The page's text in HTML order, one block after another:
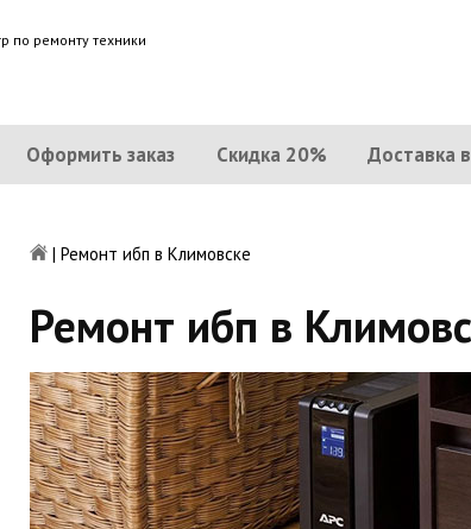
по ремонту техники
Оформить заказ Скидка 20% Доставка
| Ремонт ибп в Климовске
Ремонт ибп в